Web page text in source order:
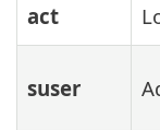
act
suser